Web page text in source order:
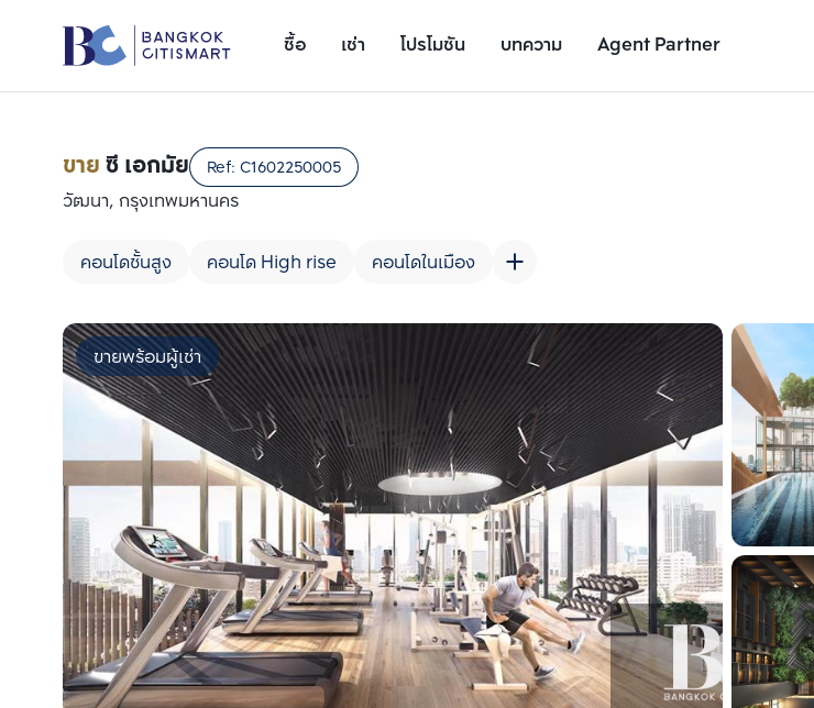
ซื้อ เช่า โปรโมชัน บทความ Agent Partner
รายละเอียดยูนิต
ขายซี เอกมัย Ref: C1602250005
วัฒนา, กรุงเทพมหานคร
คอนโดชั้นสูง คอนโด High rise คอนโดในเมือง
ขายพร้อมผู้เช่า
เพิ่มยูนิตเปรียบเทียบ
รายการที่ 1
เพิ่มยูนิตเปรียบเทียบ
รายการที่ 2